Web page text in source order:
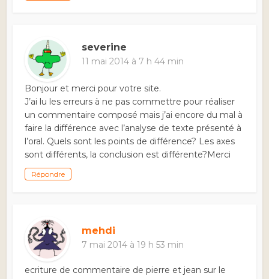
severine
11 mai 2014 à 7 h 44 min
Bonjour et merci pour votre site.
J’ai lu les erreurs à ne pas commettre pour réaliser
un commentaire composé mais j’ai encore du mal à
faire la différence avec l’analyse de texte présenté à
l’oral. Quels sont les points de différence? Les axes
sont différents, la conclusion est différente?Merci
Répondre
mehdi
7 mai 2014 à 19 h 53 min
ecriture de commentaire de pierre et jean sur le